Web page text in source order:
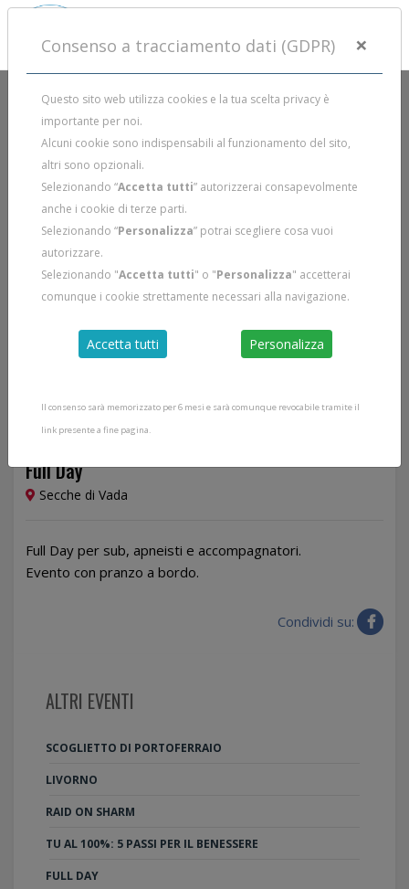
Full Day
Secche di Vada
Full Day per sub, apneisti e accompagnatori.
Evento con pranzo a bordo.
Condividi su:
ALTRI EVENTI
SCOGLIETTO DI PORTOFERRAIO
LIVORNO
RAID ON SHARM
TU AL 100%: 5 PASSI PER IL BENESSERE
FULL DAY
Consenso a tracciamento dati (GDPR) ×
Questo sito web utilizza cookies e la tua scelta privacy è
importante per noi.
Alcuni cookie sono indispensabili al funzionamento del sito,
altri sono opzionali.
Selezionando “Accetta tutti” autorizzerai consapevolmente
anche i cookie di terze parti.
Selezionando “Personalizza” potrai scegliere cosa vuoi
autorizzare.
Selezionando "Accetta tutti" o "Personalizza" accetterai
comunque i cookie strettamente necessari alla navigazione.
Accetta tutti Personalizza
Il consenso sarà memorizzato per 6 mesi e sarà comunque revocabile tramite il
link presente a fine pagina.